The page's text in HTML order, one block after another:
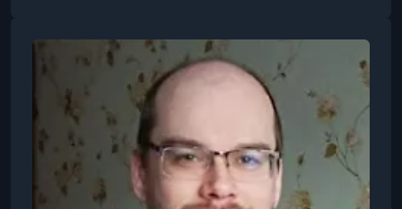
автор популярного YouTube-канала «Дядя
Паша», где делится уроками по Fusion 360 и
собрал уже более 21 000 подписчиков.Павел —
постоянный участник международной
конференции Autodesk University, где
выступает как спикер, эксперт и ч